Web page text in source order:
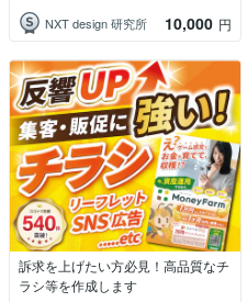
NXT design 研究所 10,000 円
訴求を上げたい方必見！高品質なチ
ラシ等を作成します